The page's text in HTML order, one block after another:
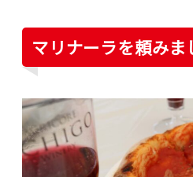
マリナーラを頼みま